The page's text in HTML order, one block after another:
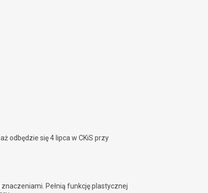
odbędzie się 4 lipca w CKiS przy
Pełnią funkcję plastycznej